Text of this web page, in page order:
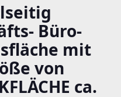
Büro-
mit
von
ca.